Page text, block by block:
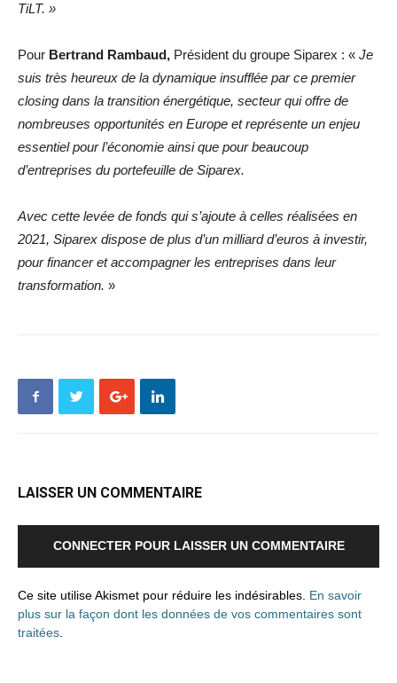
TiLT. »
Pour Bertrand Rambaud, Président du groupe Siparex : « Je
suis très heureux de la dynamique insufflée par ce premier
closing dans la transition énergétique, secteur qui offre de
nombreuses opportunités en Europe et représente un enjeu
essentiel pour l’économie ainsi que pour beaucoup
d’entreprises du portefeuille de Siparex.
Avec cette levée de fonds qui s’ajoute à celles réalisées en
2021, Siparex dispose de plus d’un milliard d’euros à investir,
pour financer et accompagner les entreprises dans leur
transformation. »
LAISSER UN COMMENTAIRE
CONNECTER POUR LAISSER UN COMMENTAIRE
Ce site utilise Akismet pour réduire les indésirables. En savoir
plus sur la façon dont les données de vos commentaires sont
traitées.